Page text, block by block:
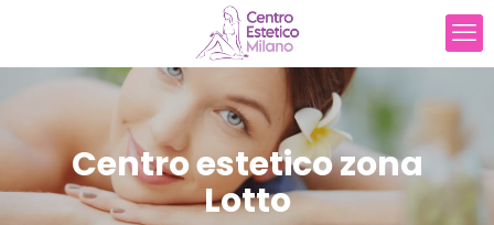
Centro estetico zona
Lotto